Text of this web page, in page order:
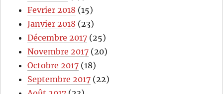
Fevrier 2018 (15)
Janvier 2018 (23)
Décembre 2017 (25)
Novembre 2017 (20)
Octobre 2017 (18)
Septembre 2017 (22)